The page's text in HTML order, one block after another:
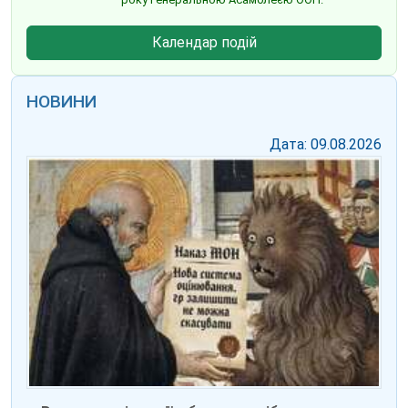
Календар подій
НОВИНИ
Дата: 09.08.2026